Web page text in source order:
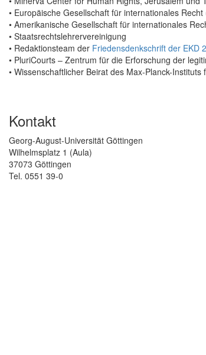
• Europäische Gesellschaft für internationales
• Amerikanische Gesellschaft für internationales
• Staatsrechtslehrervereinigung
• Redaktionsteam der Friedensdenkschrift der EKD
• PluriCourts – Zentrum für die Erforschung der
• Wissenschaftlicher Beirat des Max-Planck-
Kontakt
Georg-August-Universität Göttingen
Wilhelmsplatz 1 (Aula)
37073 Göttingen
Tel. 0551 39-0